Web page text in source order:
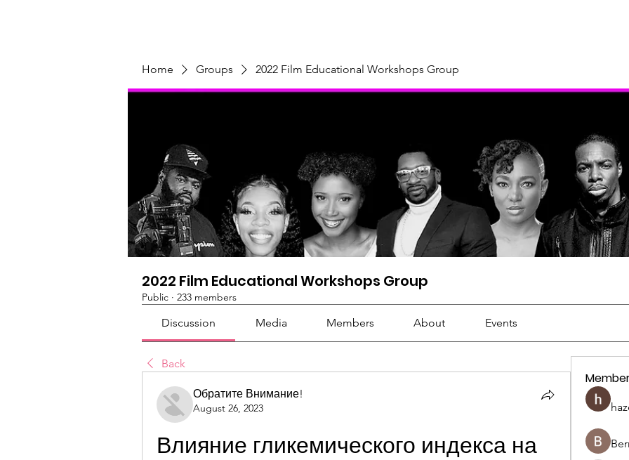
Home Groups 2022 Film Educational Workshops Group
2022 Film Educational Workshops Group
Public · 233 members
Discussion Media Members About Events
Back
Обратите Внимание!
August 26, 2023
Влияние гликемического индекса на